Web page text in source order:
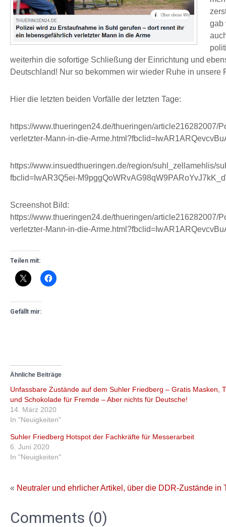
gab
weiterhin die sofortige Schließung der Einrichtung und
Deutschland! Nur so bekommen wir wieder Ruhe in unsere
Hier die letzten beiden Vorfälle der letzten Tage:
https://www.thueringen24.de/thueringen/
verletzter-Mann-in-die-
https://www.insuedthueringen.de/region/suhl_zellamehlis/
fbclid=IwAR3Q5ei-
Screenshot Bild:
https://www.thueringen24.de/thueringen/
verletzter-Mann-in-die-
Teilen mit:
Gefällt mir:
Ähnliche Beiträge
Unfassbare Zustände auf dem Suhler Friedberg – Gratis Masken,
und Schokolade für Fremde – Aber nichts für Deutsche!
14. März 2020
In "Neuigkeiten"
Suhler Friedberg Hotspot der Fachkräfte für Messerarbeit
6. Juni 2020
In "Neuigkeiten"
« Neutraler und ehrlicher Artikel, über die DDR-Zustände in
Comments (0)